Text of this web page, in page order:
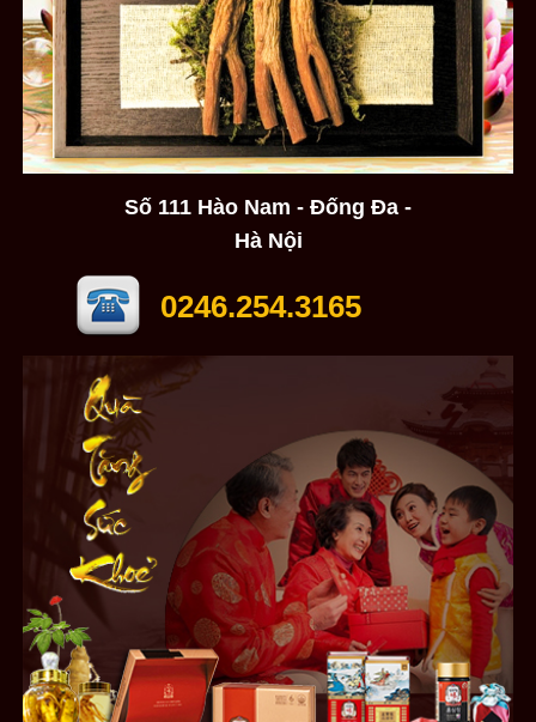
Số 111 Hào Nam - Đống Đa -
Hà Nội
0246.254.3165